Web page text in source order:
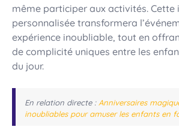
même participer aux activités. Cette
personnalisée transformera
expérience inoubliable, tout en
de complicité uniques entre les
du jour.
En relation directe : Anniversaires
inoubliables pour amuser les enfants en